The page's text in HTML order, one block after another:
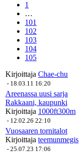
1
…
101
102
103
104
105
Kirjoittaja Chae-chu
- 18.03.11 16:20
Areenassa uusi sarja
Rakkaani, kaupunki
Kirjoittaja 1000ft300m
- 12.02.26 22:10
Vuosaaren tornitalot
Kirjoittaja teemunmegis
- 25.07.23 17:06